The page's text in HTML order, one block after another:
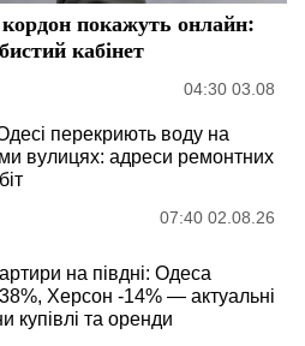
кордон покажуть онлайн:
кабінет
04:30 03.08
перекриють воду на
вулицях: адреси ремонтних
07:40 02.08.26
на півдні: Одеса
Херсон -14% — актуальні
купівлі та оренди